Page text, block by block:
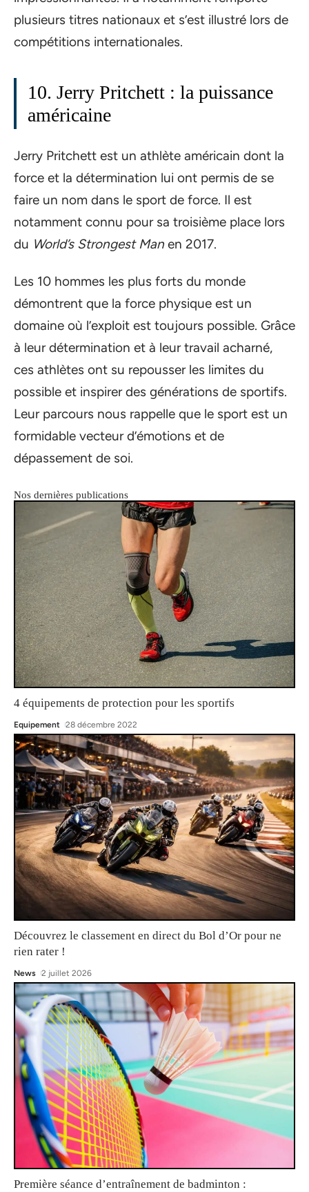
plusieurs titres nationaux et s’est illustré lors de
compétitions internationales.
10. Jerry Pritchett : la puissance
américaine
Jerry Pritchett est un athlète américain dont la
force et la détermination lui ont permis de se
faire un nom dans le sport de force. Il est
notamment connu pour sa troisième place lors
du World’s Strongest Man en 2017.
Les 10 hommes les plus forts du monde
démontrent que la force physique est un
domaine où l’exploit est toujours possible. Grâce
à leur détermination et à leur travail acharné,
ces athlètes ont su repousser les limites du
possible et inspirer des générations de sportifs.
Leur parcours nous rappelle que le sport est un
formidable vecteur d’émotions et de
dépassement de soi.
Nos dernières publications
4 équipements de protection pour les sportifs
Equipement 28 décembre 2022
Découvrez le classement en direct du Bol d’Or pour ne
rien rater !
News 2 juillet 2026
Première séance d’entraînement de badminton :